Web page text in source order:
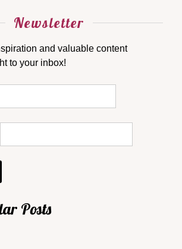
Newsletter
and valuable content
to your inbox!
Posts